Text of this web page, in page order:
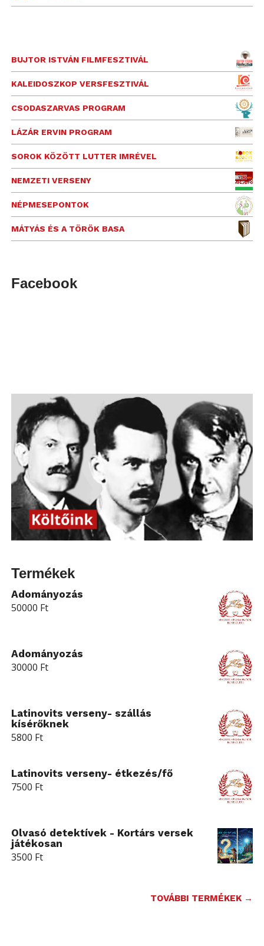
BUJTOR ISTVÁN FILMFESZTIVÁL
KALEIDOSZKOP VERSFESZTIVÁL
CSODASZARVAS PROGRAM
LÁZÁR ERVIN PROGRAM
SOROK KÖZÖTT LUTTER IMRÉVEL
NEMZETI VERSENY
NÉPMESEPONTOK
MÁTYÁS ÉS A TÖRÖK BASA
Facebook
Termékek
Adományozás
50000 Ft
Adományozás
30000 Ft
Latinovits verseny- szállás
kísérőknek
5800 Ft
Latinovits verseny- étkezés/fő
7500 Ft
Olvasó detektívek - Kortárs versek
játékosan
3500 Ft
TOVÁBBI TERMÉKEK →